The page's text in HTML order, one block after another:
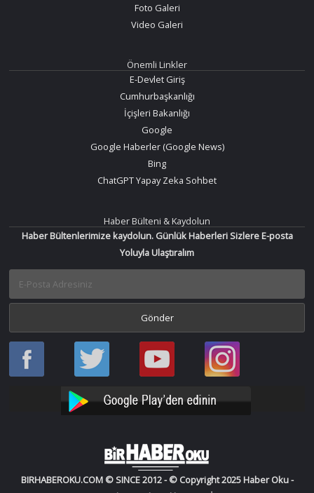
Foto Galeri
Video Galeri
Önemli Linkler
E-Devlet Giriş
Cumhurbaşkanlığı
İçişleri Bakanlığı
Google
Google Haberler (Google News)
Bing
ChatGPT Yapay Zeka Sohbet
Haber Bülteni & Kaydolun
Haber Bültenlerimize kaydolun. Günlük Haberleri Sizlere E-posta
Yoluyla Ulaştıralım
Haber
Oku
Haber
Oku
Bir
Haber
YouTube
Bir
Haber
Instagram
BIRHABEROKU.COM © SINCE 2012 - © Copyright 2025 Haber Oku -